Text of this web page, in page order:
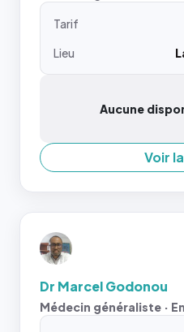
Tarif
Lieu
Aucune
Voir
Dr Marcel Godonou
Médecin généraliste ·